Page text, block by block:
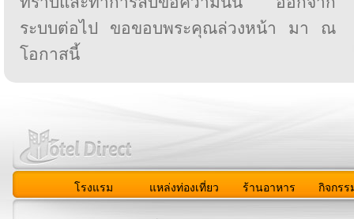
ระบบต่อไป ขอขอบพระคุณล่วงหน้า มา ณ
โอกาสนี้
โรงแรม แหล่งท่องเที่ยว ร้านอาหาร กิจกรร